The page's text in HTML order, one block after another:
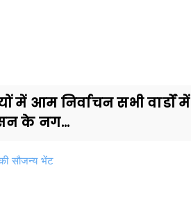
में आम निर्वाचन सभी वार्डों में
के नग...
सौजन्य भेंट